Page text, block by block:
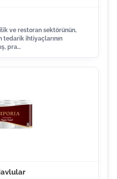
ve restoran sektörünün,
tedarik ihtiyaçlarının
pra…